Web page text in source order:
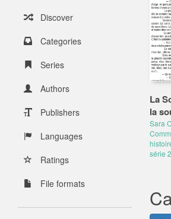
Discover
Categories
Series
Authors
Publishers
Languages
Ratings
File formats
La
la
Sara
série 2